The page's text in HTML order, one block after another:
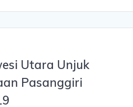
Utara Unjuk
Pasanggiri